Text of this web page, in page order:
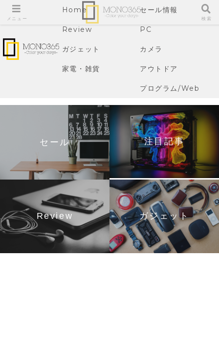
Home セール情報
Review PC
ガジェット カメラ
家電・雑貨 アウトドア
プログラム/Web
セール 注目記事
Review ガジェット
メニュー 検索